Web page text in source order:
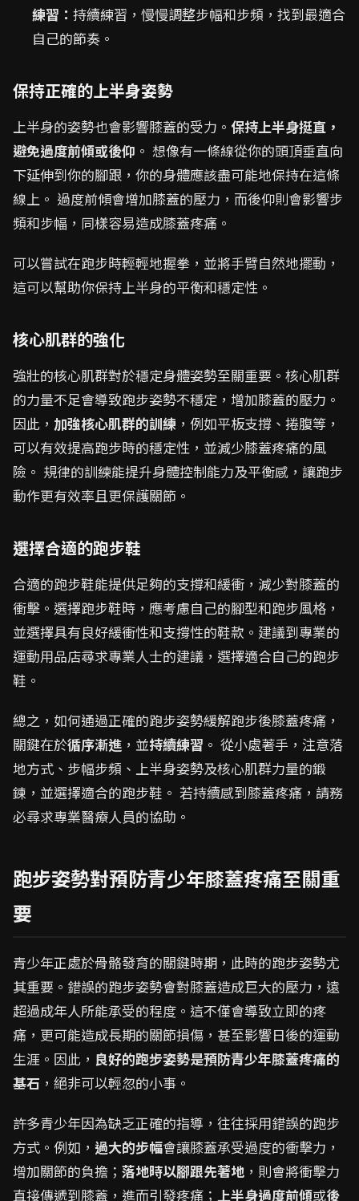
練習： 持續練習，慢慢調整步幅和步頻，找到最適合
自己的節奏。
保持正確的上半身姿勢
上半身的姿勢也會影響膝蓋的受力。 保持上半身挺直，
避免過度前傾或後仰 。 想像有一條線從你的頭頂垂直向
下延伸到你的腳跟，你的身體應該盡可能地保持在這條
線上。 過度前傾會增加膝蓋的壓力，而後仰則會影響步
頻和步幅，同樣容易造成膝蓋疼痛。
可以嘗試在跑步時輕輕地握拳，並將手臂自然地擺動，
這可以幫助你保持上半身的平衡和穩定性。
核心肌群的強化
強壯的核心肌群對於穩定身體姿勢至關重要。核心肌群
的力量不足會導致跑步姿勢不穩定，增加膝蓋的壓力。
因此， 加強核心肌群的訓練 ，例如平板支撐、捲腹等，
可以有效提高跑步時的穩定性，並減少膝蓋疼痛的風
險。 規律的訓練能提升身體控制能力及平衡感，讓跑步
動作更有效率且更保護關節。
選擇合適的跑步鞋
合適的跑步鞋能提供足夠的支撐和緩衝，減少對膝蓋的
衝擊。選擇跑步鞋時，應考慮自己的腳型和跑步風格，
並選擇具有良好緩衝性和支撐性的鞋款。建議到專業的
運動用品店尋求專業人士的建議，選擇適合自己的跑步
鞋。
總之，如何通過正確的跑步姿勢緩解跑步後膝蓋疼痛，
關鍵在於循序漸進 ，並持續練習 。 從小處著手，注意落
地方式、步幅步頻、上半身姿勢及核心肌群力量的鍛
鍊，並選擇適合的跑步鞋。 若持續感到膝蓋疼痛，請務
必尋求專業醫療人員的協助。
跑步姿勢對預防青少年膝蓋疼痛至關重
要
青少年正處於骨骼發育的關鍵時期，此時的跑步姿勢尤
其重要。錯誤的跑步姿勢會對膝蓋造成巨大的壓力，遠
超過成年人所能承受的程度。這不僅會導致立即的疼
痛，更可能造成長期的關節損傷，甚至影響日後的運動
生涯。因此， 良好的跑步姿勢是預防青少年膝蓋疼痛的
基石 ，絕非可以輕忽的小事。
許多青少年因為缺乏正確的指導，往往採用錯誤的跑步
方式。例如， 過大的步幅會讓膝蓋承受過度的衝擊力，
增加關節的負擔； 落地時以腳跟先著地 ，則會將衝擊力
直接傳遞到膝蓋，進而引發疼痛； 上半身過度前傾或後